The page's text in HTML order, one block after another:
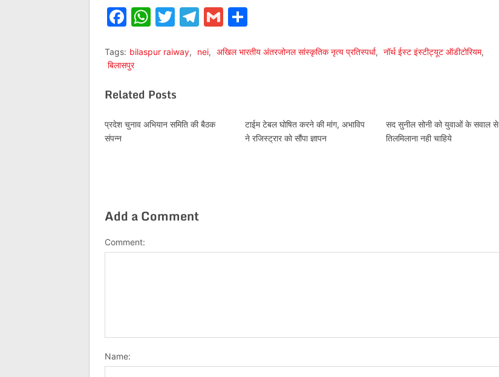
Facebook
WhatsApp
Twitter
Telegram
Gmail
Tags: bilaspur raiway, nei, अखिल भारतीय अंतरजोनल सांस्कृतिक नृत्य प्रतिस्पर्धा, नॉर्थ ईस्ट इंस्टीट्यूट ऑडीटोरियम,
बिलासपुर
Related Posts
प्रदेश चुनाव अभियान समिति की बैठक
संपन्न
टाईम टेबल घोषित करने की मांग, अभाविप
ने रजिस्ट्रार को सौंपा ज्ञापन
सद सुनील सोनी को युवाओं के सवाल से
तिलमिलाना नही चाहिये
Add a Comment
Comment:
Name: